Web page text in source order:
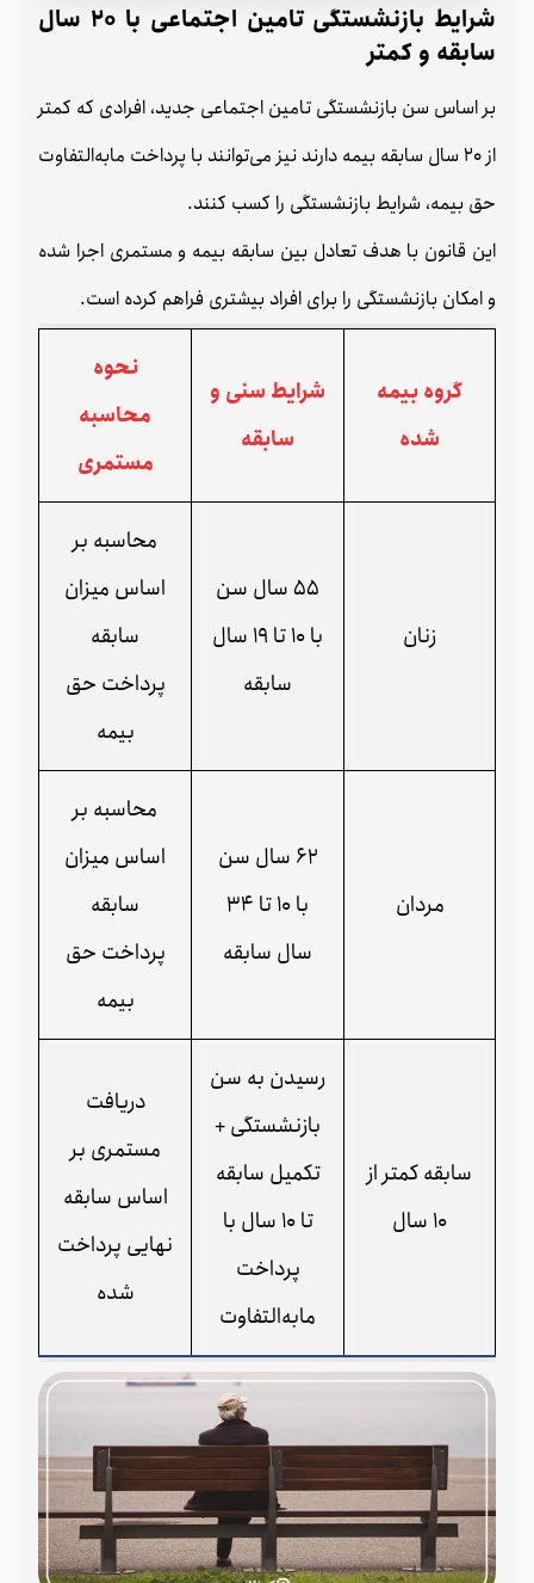
شرایط بازنشستگی تامین اجتماعی با 20 سال
سابقه و کمتر
بر اساس سن بازنشستگی تامین اجتماعی جدید، افرادی که کمتر
از 20 سال سابقه بیمه دارند نیز می‌توانند با پرداخت مابه‌التفاوت
حق بیمه، شرایط بازنشستگی را کسب کنند.
این قانون با هدف تعادل بین سابقه بیمه و مستمری اجرا شده
و امکان بازنشستگی را برای افراد بیشتری فراهم کرده است.
گروه بیمه
شده
شرایط سنی و
سابقه
نحوه
محاسبه
مستمری
زنان
55 سال سن
با 10 تا 19 سال
سابقه
محاسبه بر
اساس میزان
سابقه
پرداخت حق
بیمه
مردان
62 سال سن
با 10 تا 34
سال سابقه
محاسبه بر
اساس میزان
سابقه
پرداخت حق
بیمه
سابقه کمتر از
10 سال
رسیدن به سن
بازنشستگی +
تکمیل سابقه
تا 10 سال با
پرداخت
مابه‌التفاوت
دریافت
مستمری بر
اساس سابقه
نهایی پرداخت
شده